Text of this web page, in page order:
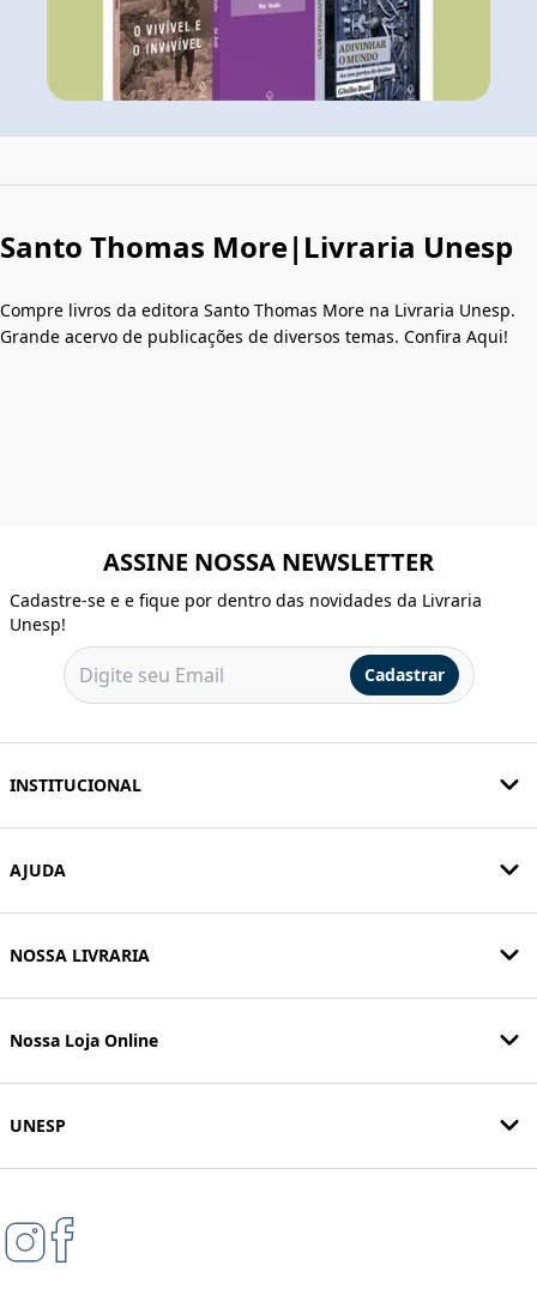
Santo Thomas More|Livraria Unesp
Compre livros da editora Santo Thomas More na Livraria Unesp.
Grande acervo de publicações de diversos temas. Confira Aqui!
ASSINE NOSSA NEWSLETTER
Cadastre-se e e fique por dentro das novidades da Livraria
Unesp!
Cadastrar
INSTITUCIONAL
AJUDA
NOSSA LIVRARIA
Nossa Loja Online
UNESP